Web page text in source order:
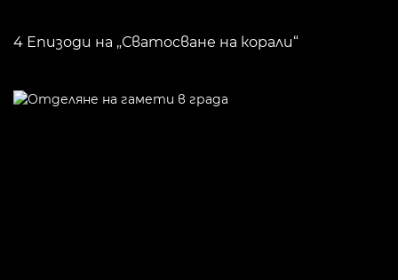
4 Епизоди на „Сватосване на корали“